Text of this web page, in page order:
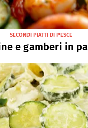
SECONDI PIATTI DI PESCE
e gamberi in